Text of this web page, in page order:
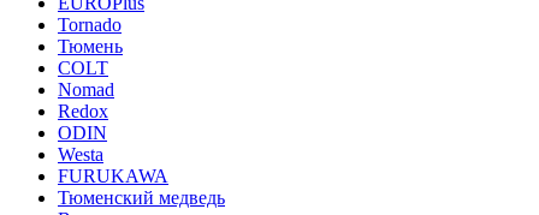
Tornado
Тюмень
COLT
Nomad
Redox
ODIN
Westa
FURUKAWA
Тюменский медведь